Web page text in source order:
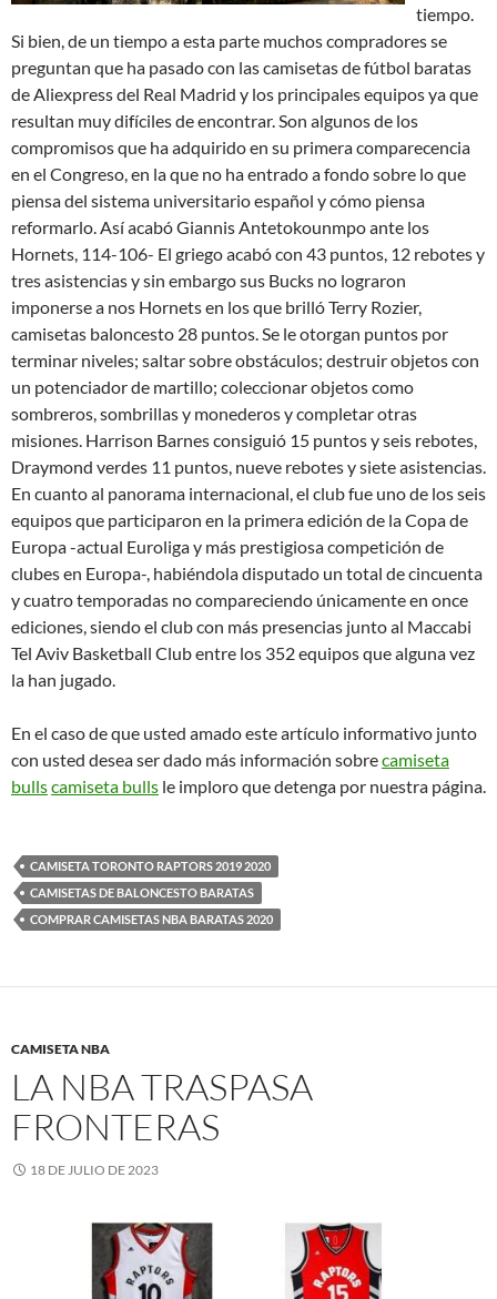
tiempo.
Si bien, de un tiempo a esta parte muchos compradores se
preguntan que ha pasado con las camisetas de fútbol baratas
de Aliexpress del Real Madrid y los principales equipos ya que
resultan muy difíciles de encontrar. Son algunos de los
compromisos que ha adquirido en su primera comparecencia
en el Congreso, en la que no ha entrado a fondo sobre lo que
piensa del sistema universitario español y cómo piensa
reformarlo. Así acabó Giannis Antetokounmpo ante los
Hornets, 114-106- El griego acabó con 43 puntos, 12 rebotes y
tres asistencias y sin embargo sus Bucks no lograron
imponerse a nos Hornets en los que brilló Terry Rozier,
camisetas baloncesto 28 puntos. Se le otorgan puntos por
terminar niveles; saltar sobre obstáculos; destruir objetos con
un potenciador de martillo; coleccionar objetos como
sombreros, sombrillas y monederos y completar otras
misiones. Harrison Barnes consiguió 15 puntos y seis rebotes,
Draymond verdes 11 puntos, nueve rebotes y siete asistencias.
En cuanto al panorama internacional, el club fue uno de los seis
equipos que participaron en la primera edición de la Copa de
Europa -actual Euroliga y más prestigiosa competición de
clubes en Europa-, habiéndola disputado un total de cincuenta
y cuatro temporadas no compareciendo únicamente en once
ediciones, siendo el club con más presencias junto al Maccabi
Tel Aviv Basketball Club entre los 352 equipos que alguna vez
la han jugado.
En el caso de que usted amado este artículo informativo junto
con usted desea ser dado más información sobrecamiseta
bullscamiseta bulls le imploro que detenga por nuestra página.
CAMISETA TORONTO RAPTORS 2019 2020
CAMISETAS DE BALONCESTO BARATAS
COMPRAR CAMISETAS NBA BARATAS 2020
CAMISETA NBA
LA NBA TRASPASA
FRONTERAS
18 DE JULIO DE 2023